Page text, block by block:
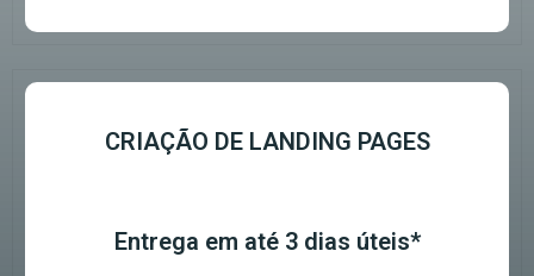
CRIAÇÃO DE LANDING PAGES
Entrega em até 3 dias úteis*